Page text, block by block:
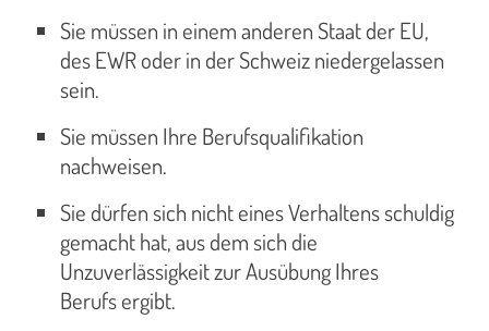
Sie müssen in einem anderen Staat der EU,
des EWR oder in der Schweiz niedergelassen
sein.
Sie müssen Ihre Berufsqualifikation
nachweisen.
Sie dürfen sich nicht eines Verhaltens schuldig
gemacht hat, aus dem sich die
Unzuverlässigkeit zur Ausübung Ihres
Berufs ergibt.